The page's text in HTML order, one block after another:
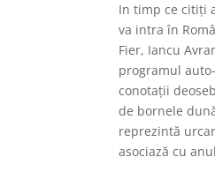
In timp ce citiţi
va intra în
Fier, Iancu
programul
conotaţii
de bornele
reprezintă
asociază cu